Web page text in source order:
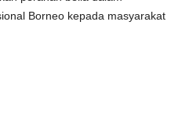
Borneo kepada masyarakat